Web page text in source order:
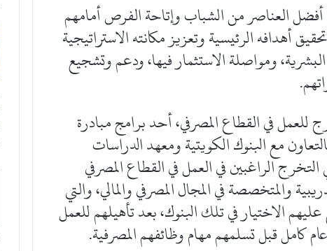
العناصر من الشباب وإتاحة الفرص أمامهم
أهدافه الرئيسية وتعزيز مكانته الاستراتيجية
ومواصلة الاستثمار فيها، ودعم وتشجيع
للعمل في القطاع المصرفي، أحد برامج مبادرة
مع البنوك الكويتية ومعهد الدراسات
الراغبين في العمل في القطاع المصرفي
والمتخصصة في المجال المصرفي والمالي، والتي
الاختيار في تلك البنوك، بعد تأهيلهم للعمل
كامل قبل تسلمهم مهام وظائفهم المصرفية.